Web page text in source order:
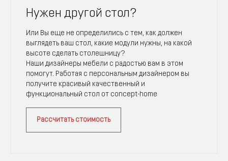
Нужен другой стол?
Или Вы еще не определились с тем, как должен
выглядеть ваш стол, какие модули нужны, на какой
высоте сделать столешницу?
Наши дизайнеры мебели с радостью вам в этом
помогут. Работая с персональным дизайнером вы
получите красивый качественный и
функциональный стол от concept-home
Рассчитать стоимость